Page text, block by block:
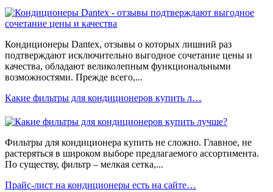
Кондиционеры Dantex, отзывы о которых лишний раз
подтверждают исключительно выгодное сочетание цены и
качества, обладают великолепным функциональными
возможностями. Прежде всего,...
Какие фильтры для кондиционеров купить л…
Фильтры для кондиционера купить не сложно. Главное, не
растеряться в широком выборе предлагаемого ассортимента.
По существу, фильтр – мелкая сетка,...
Прайс-лист на кондиционеры есть на сайте…